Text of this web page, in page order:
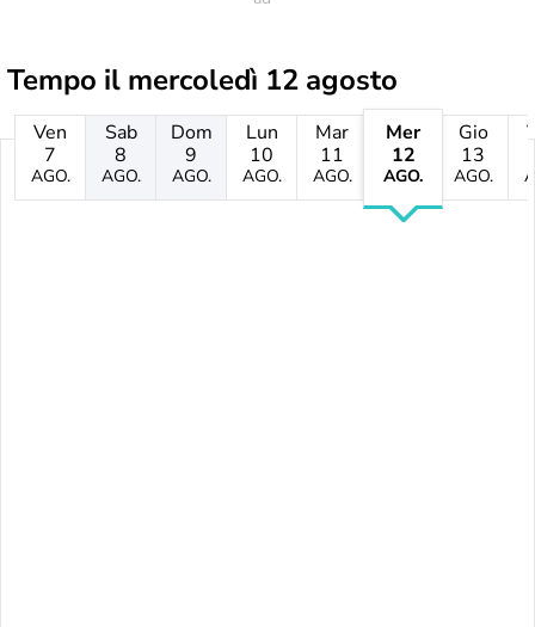
Tempo il mercoledì 12 agosto
Ven
7
AGO.
Sab
8
AGO.
Dom
9
AGO.
Lun
10
AGO.
Mar
11
AGO.
Mer
12
AGO.
Gio
13
AGO.